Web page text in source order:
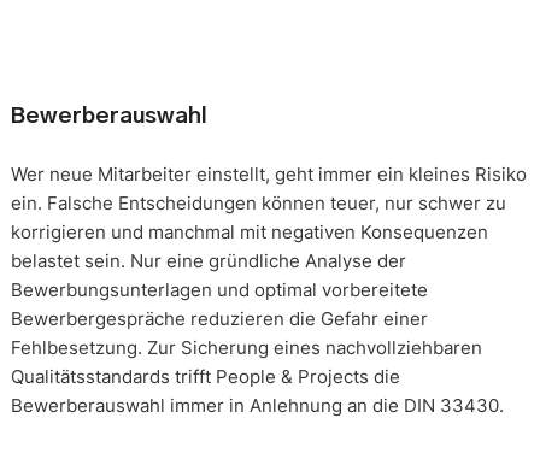
Bewerberauswahl
Wer neue Mitarbeiter einstellt, geht immer ein kleines Risiko
ein. Falsche Entscheidungen können teuer, nur schwer zu
korrigieren und manchmal mit negativen Konsequenzen
belastet sein. Nur eine gründliche Analyse der
Bewerbungsunterlagen und optimal vorbereitete
Bewerbergespräche reduzieren die Gefahr einer
Fehlbesetzung. Zur Sicherung eines nachvollziehbaren
Qualitätsstandards trifft People & Projects die
Bewerberauswahl immer in Anlehnung an die DIN 33430.